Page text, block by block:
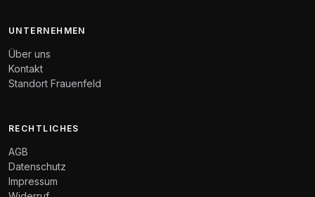
UNTERNEHMEN
Über uns
Kontakt
Standort Frauenfeld
RECHTLICHES
AGB
Datenschutz
Impressum